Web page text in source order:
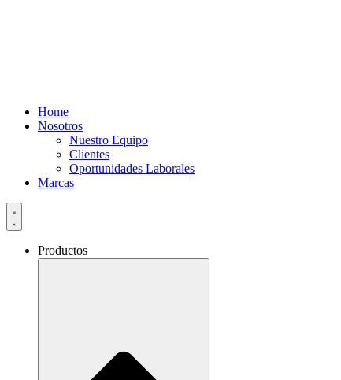
Home
Nosotros
Nuestro Equipo
Clientes
Oportunidades Laborales
Marcas
Productos